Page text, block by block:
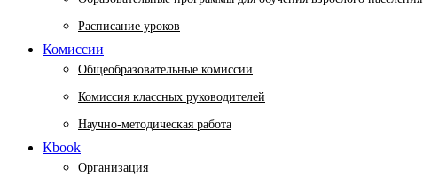
Расписание уроков
Комиссии
Общеобразовательные комиссии
Комиссия классных руководителей
Научно-методическая работа
Кbook
Организация